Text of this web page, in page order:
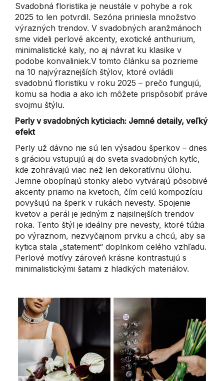
Svadobná floristika je neustále v pohybe a rok
2025 to len potvrdil. Sezóna priniesla množstvo
výrazných trendov. V svadobných aranžmánoch
sme videli perlové akcenty, exotické anthurium,
minimalistické kaly, no aj návrat ku klasike v
podobe konvaliniek.V tomto článku sa pozrieme
na 10 najvýraznejších štýlov, ktoré ovládli
svadobnú floristiku v roku 2025 – prečo fungujú,
komu sa hodia a ako ich môžete prispôsobiť práve
svojmu štýlu.
Perly v svadobných kyticiach: Jemné detaily, veľký
efekt
Perly už dávno nie sú len výsadou šperkov – dnes
s gráciou vstupujú aj do sveta svadobných kytíc,
kde zohrávajú viac než len dekoratívnu úlohu.
Jemne obopínajú stonky alebo vytvárajú pôsobivé
akcenty priamo na kvetoch, čím celú kompozíciu
povyšujú na šperk v rukách nevesty. Spojenie
kvetov a perál je jedným z najsilnejších trendov
roka. Tento štýl je ideálny pre nevesty, ktoré túžia
po výraznom, nezvyčajnom prvku a chcú, aby sa
kytica stala „statement“ doplnkom celého vzhľadu.
Perlové motívy zároveň krásne kontrastujú s
minimalistickými šatami z hladkých materiálov.